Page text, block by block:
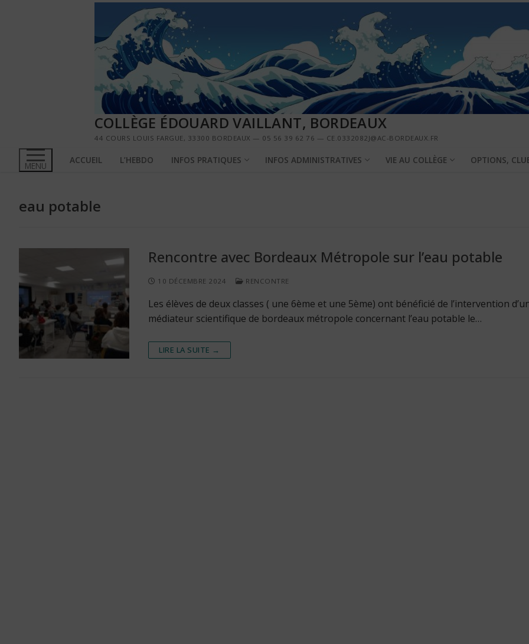
COLLÈGE ÉDOUARD VAILLANT, BORDEAUX
44 COURS LOUIS FARGUE, 33300 BORDEAUX — 05 56 39 62 76 — CE.0332082J@AC-BORDEAUX.FR
MENU ACCUEIL L’HEBDO INFOS PRATIQUES INFOS ADMINISTRATIVES VIE AU COLLÈGE OPTIONS,
eau potable
Rencontre avec Bordeaux Métropole sur l’eau potable
10 DÉCEMBRE 2024 RENCONTRE
Les élèves de deux classes ( une 6ème et une 5ème) ont bénéficié de l’intervention
médiateur scientifique de bordeaux métropole concernant l’eau potable le…
LIRE LA SUITE →